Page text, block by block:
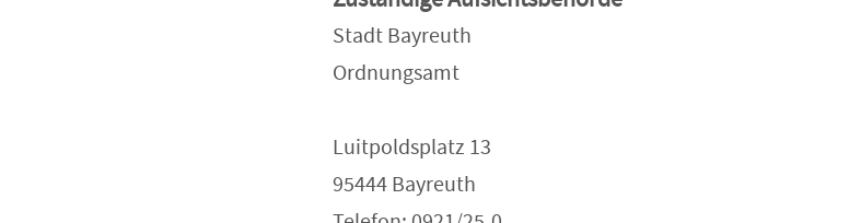
Stadt Bayreuth
Ordnungsamt
Luitpoldsplatz 13
95444 Bayreuth